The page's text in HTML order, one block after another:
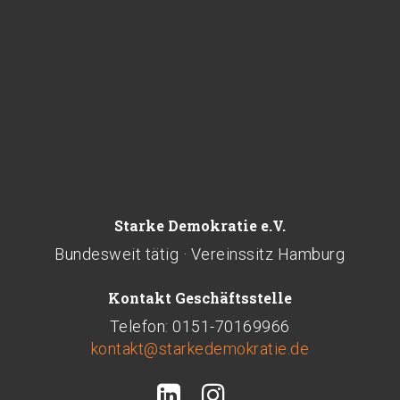
Starke Demokratie e.V.
Bundesweit tätig · Vereinssitz Hamburg
Kontakt Geschäftsstelle
Telefon: 0151-70169966
kontakt@starkedemokratie.de